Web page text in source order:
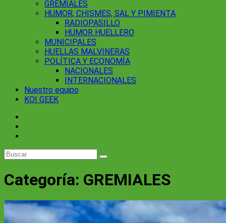
GREMIALES
HUMOR, CHISMES, SAL Y PIMIENTA
RADIOPASILLO
HUMOR HUELLERO
MUNICIPALES
HUELLAS MALVINERAS
POLÍTICA Y ECONOMÍA
NACIONALES
INTERNACIONALES
Nuestro equipo
KOI GEEK
Categoría: GREMIALES